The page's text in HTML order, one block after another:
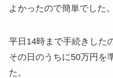
よかったので簡単でした。
平日14時まで手続きした
その日のうちに50万円を
た。